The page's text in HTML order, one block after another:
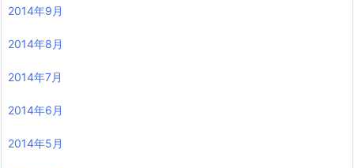
2014年9月
2014年8月
2014年7月
2014年6月
2014年5月